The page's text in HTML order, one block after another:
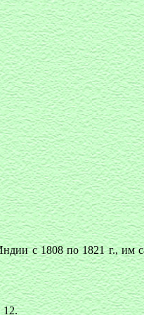
с 1808 по 1821 г.,
12.